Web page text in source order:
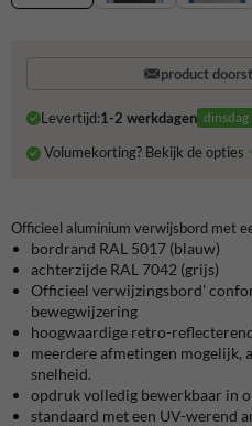
product
Levertijd:1-2 werkdagen dinsdag
Volumekorting? Bekijk de opties
Officieel aluminium verwijsbord met
bordrand RAL 5017 (blauw)
achterzijde RAL 7042 (grijs)
Officieel verwijzingsbord'
bewegwijzering
hoogwaardige retro-
meerdere afmetingen mogelijk,
snelheid.
opdruk volledig bewerkbaar in
standaard met een UV-werend